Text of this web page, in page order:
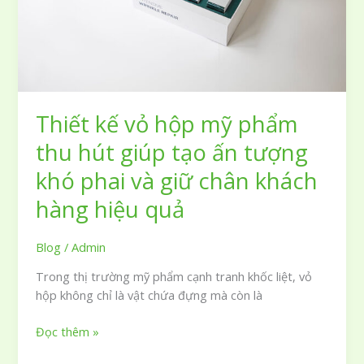
sử
Thiết kế vỏ hộp mỹ phẩm
thu hút giúp tạo ấn tượng
khó phai và giữ chân khách
hàng hiệu quả
Blog /Admin
Trong thị trường mỹ phẩm cạnh tranh khốc liệt, vỏ
hộp không chỉ là vật chứa đựng mà còn là
Thiết
Đọc thêm »